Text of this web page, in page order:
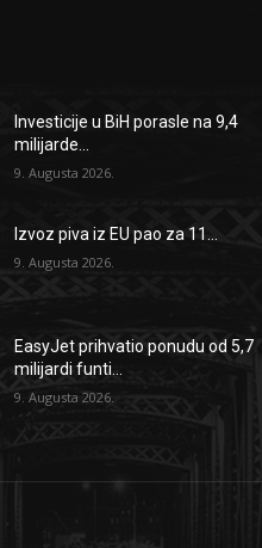
Investicije u BiH porasle na 9,4
milijarde...
9. Augusta 2026.
Izvoz piva iz EU pao za 11...
9. Augusta 2026.
EasyJet prihvatio ponudu od 5,7
milijardi funti...
9. Augusta 2026.